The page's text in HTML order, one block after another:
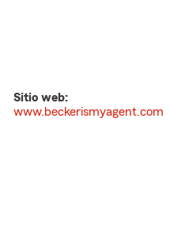
Sitio web:
www.beckerismyagent.com